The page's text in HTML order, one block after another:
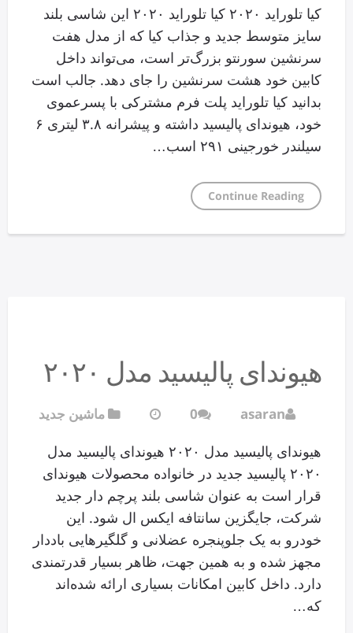
کیا تلوراید ۲۰۲۰ کیا تلوراید ۲۰۲۰ این شاسی بلند
سایز متوسط جدید و جذاب کیا که از مدل هفت
سرنشین سورنتو بزرگ‌تر است، می‌تواند داخل
کابین خود هشت سرنشین را جای دهد. جالب است
بدانید کیا تلوراید پلت فرم مشترکی با پسرعموی
خود، هیوندای پالیسید داشته و پیشرانه ۳.۸ لیتری ۶
سیلندر خورجینی ۲۹۱ اسب…
Continue Reading
هیوندای پالیسید مدل ۲۰۲۰
asaran
0 ماشین جدید
هیوندای پالیسید مدل ۲۰۲۰ هیوندای پالیسید مدل
۲۰۲۰ پالیسید جدید در خانواده محصولات هیوندای
قرار است به عنوان شاسی بلند پرچم دار جدید
شرکت، جایگزین سانتافه ایکس ال شود. این
خودرو به یک جلوپنجره عضلانی و گلگیرهایی باددار
مجهز شده و به همین جهت، ظاهر بسیار قدرتمندی
دارد. داخل کابین امکانات بسیاری ارائه شده‌اند
که…